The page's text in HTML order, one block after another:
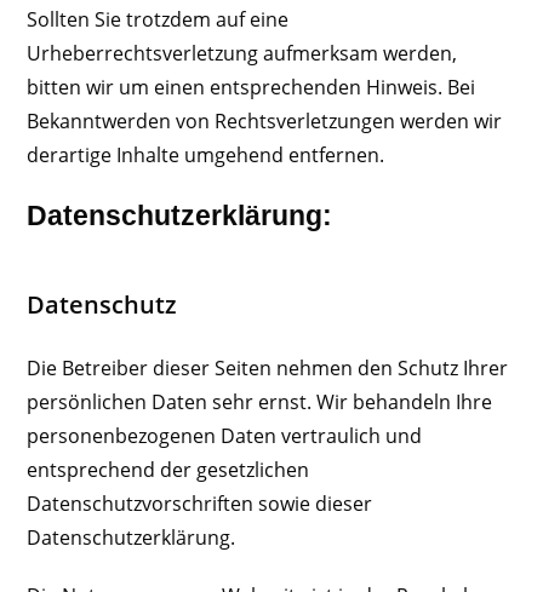
Sollten Sie trotzdem auf eine
Urheberrechtsverletzung aufmerksam werden,
bitten wir um einen entsprechenden Hinweis. Bei
Bekanntwerden von Rechtsverletzungen werden wir
derartige Inhalte umgehend entfernen.
Datenschutzerklärung:
Datenschutz
Die Betreiber dieser Seiten nehmen den Schutz Ihrer
persönlichen Daten sehr ernst. Wir behandeln Ihre
personenbezogenen Daten vertraulich und
entsprechend der gesetzlichen
Datenschutzvorschriften sowie dieser
Datenschutzerklärung.